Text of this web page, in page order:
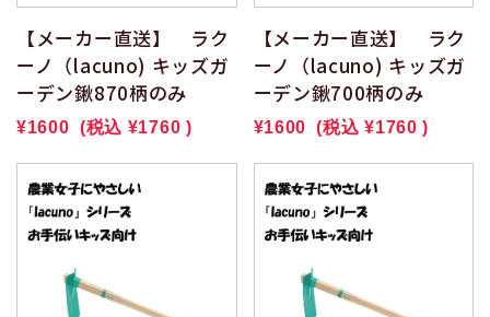
【メーカー直送】 ラク
ーノ（lacuno) キッズガ
ーデン鍬870柄のみ
¥1600 (税込 ¥1760 )
【メーカー直送】 ラク
ーノ（lacuno) キッズガ
ーデン鍬700柄のみ
¥1600 (税込 ¥1760 )